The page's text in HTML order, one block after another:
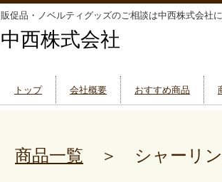
販促品・ノベルティグッズのご相談は中西株式会社
中西株式会社
トップ 会社概要 おすすめ商品
商品一覧 ＞ シャーリン